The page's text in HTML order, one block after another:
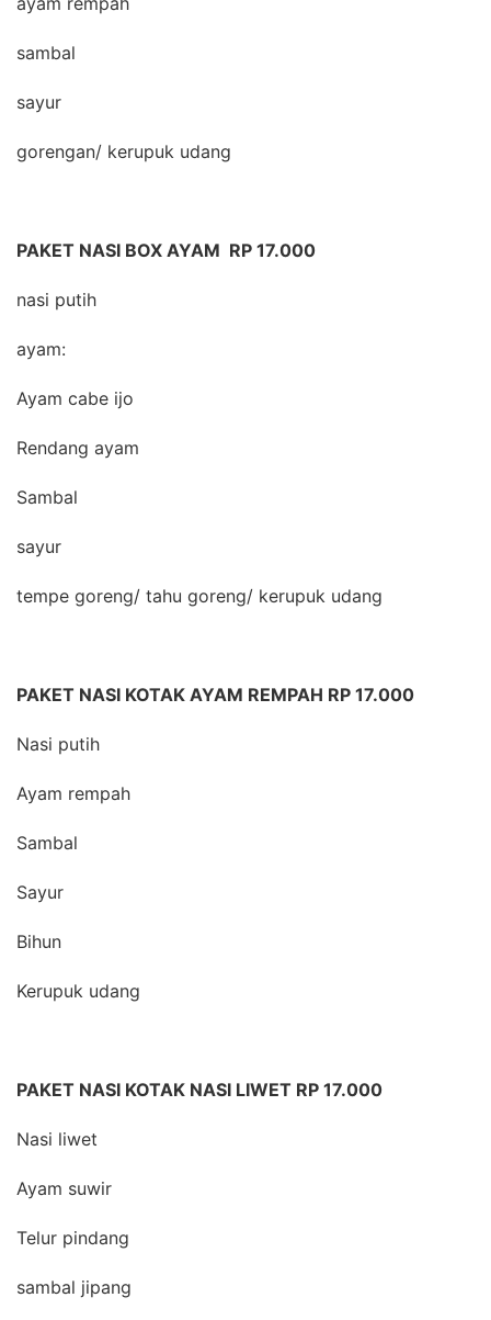
sambal
sayur
gorengan/ kerupuk udang
PAKET NASI BOX AYAM RP 17.000
nasi putih
ayam:
Ayam cabe ijo
Rendang ayam
Sambal
sayur
tempe goreng/ tahu goreng/ kerupuk udang
PAKET NASI KOTAK AYAM REMPAH RP 17.000
Nasi putih
Ayam rempah
Sambal
Sayur
Bihun
Kerupuk udang
PAKET NASI KOTAK NASI LIWET RP 17.000
Nasi liwet
Ayam suwir
Telur pindang
sambal jipang